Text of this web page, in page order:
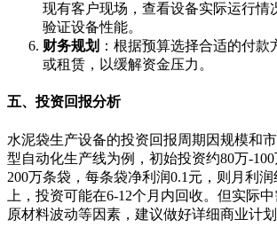
现有客户现场，查看设备实际运行情
验证设备性能。
财务规划 ：根据预算选择合适的付款
或租赁，以缓解资金压力。
五、投资回报分析
水泥袋生产设备的投资回报周期因规模和
型自动化生产线为例，初始投资约80万-
200万条袋，每条袋净利润0.1元，则月利
上，投资可能在6-12个月内回收。但实际中
原材料波动等因素，建议做好详细商业计划